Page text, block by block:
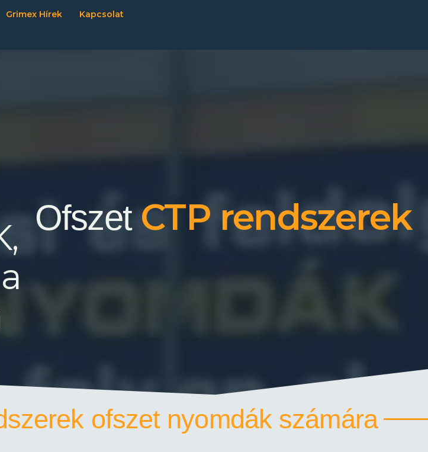
Grimex Hírek Kapcsolat
Ofszet CTP rendszerek
ofszet nyomdák számára